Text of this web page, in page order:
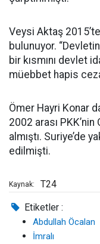
Veysi Aktaş
bulunuyor.
bir kısmını devlet
müebbet hapis
⁠Ömer Hayri Konar
2002 arası
almıştı. Suriye’de
edilmişti.
Kaynak: T24
Etiketler :
Abdullah Öcalan
İmralı